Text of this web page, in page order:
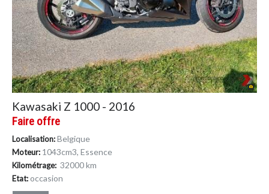
Kawasaki Z 1000 - 2016
Faire offre
Localisation:Belgique
Moteur: 1043cm3, Essence
Kilométrage: 32000 km
Etat:occasion